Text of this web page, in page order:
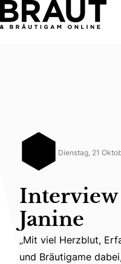
Interview mit Monja Hefti,
Dienstag, 21
Interview
Janine
„Mit viel Herzblut,
„Mit viel Herzblut,
und Bräutigame